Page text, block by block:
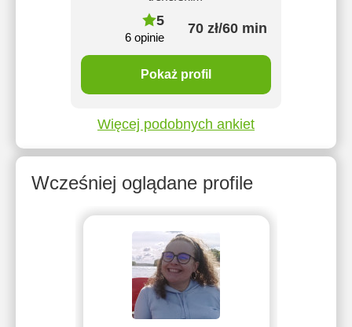
5
6 opinie
70 zł/60 min
Pokaż profil
Więcej podobnych ankiet
Wcześniej oglądane profile